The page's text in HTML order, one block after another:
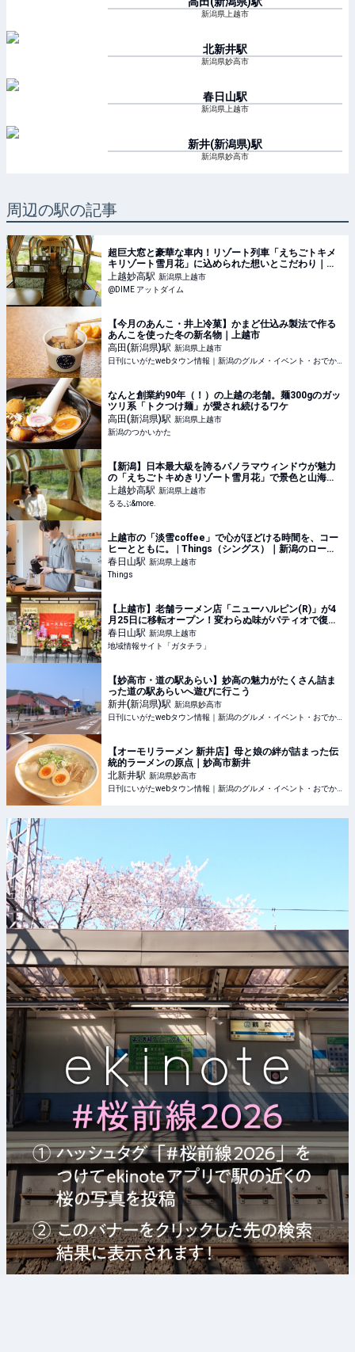
新潟県上越市
北新井駅
新潟県妙高市
春日山駅
新潟県上越市
新井(新潟県)駅
新潟県妙高市
周辺の駅の記事
超巨大窓と豪華な車内！リゾート列車「えちごトキメ
キリゾート雪月花」に込められた想いとこだわり｜
@DIME アットダイム
上越妙高駅 新潟県上越市
@DIME アットダイム
【今月のあんこ・井上冷菓】かまど仕込み製法で作る
あんこを使った冬の新名物｜上越市
高田(新潟県)駅 新潟県上越市
なんと創業約90年（！）の上越の老舗。麺300gのガッ
ツリ系「トクつけ麺」が愛され続けるワケ
高田(新潟県)駅 新潟県上越市
新潟のつかいかた
【新潟】日本最大級を誇るパノラマウィンドウが魅力
の「えちごトキめきリゾート雪月花」で景色と山海の
幸を堪能！｜るるぶ&more.
上越妙高駅 新潟県上越市
るるぶ&more.
上越市の「淡雪coffee」で心がほどける時間を、コー
ヒーとともに。 | Things（シングス）｜新潟のローカ
ルなWebマガジン
春日山駅 新潟県上越市
Things
【上越市】老舗ラーメン店「ニューハルピン(R)」が4
月25日に移転オープン！変わらぬ味がパティオで復活♪
- 地域情報サイト「ガタチラ」
春日山駅 新潟県上越市
地域情報サイト「ガタチラ」
【妙高市・道の駅あらい】妙高の魅力がたくさん詰ま
った道の駅あらいへ遊びに行こう
新井(新潟県)駅 新潟県妙高市
【オーモリラーメン 新井店】母と娘の絆が詰まった伝
統的ラーメンの原点｜妙高市新井
北新井駅 新潟県妙高市